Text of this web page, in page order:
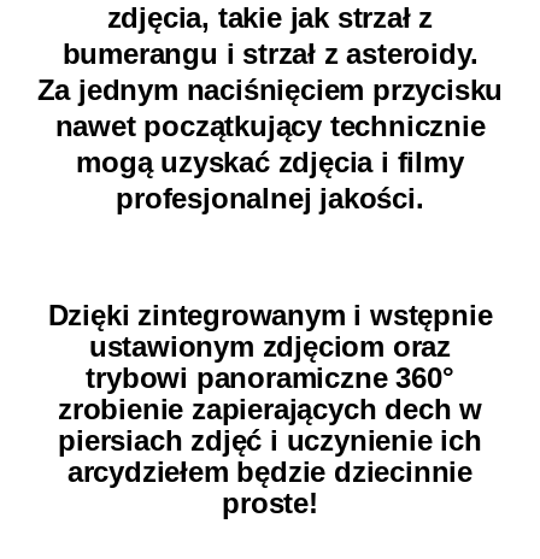
zdjęcia, takie jak strzał z
bumerangu i strzał z asteroidy.
Za jednym naciśnięciem przycisku
nawet początkujący technicznie
mogą uzyskać zdjęcia i filmy
profesjonalnej jakości.
Dzięki zintegrowanym i wstępnie
ustawionym zdjęciom oraz
trybowi panoramiczne 360°
zrobienie zapierających dech w
piersiach zdjęć i uczynienie ich
arcydziełem będzie dziecinnie
proste!